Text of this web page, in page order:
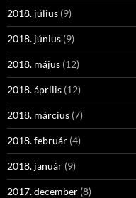
2018. július (9)
2018. június (9)
2018. május (12)
2018. április (12)
2018. március (7)
2018. február (4)
2018. január (9)
2017. december (8)